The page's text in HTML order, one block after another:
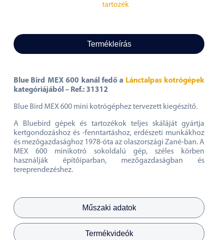
tartozék
Termékleírás
Műszaki adatok
Termékvideók
Blue Bird MEX 600 kanál fedő a Lánctalpas kotrógépek
kategóriájából – Ref.: 31312
Blue Bird MEX 600 mini kotrógéphez tervezett kiegészítő.
A Bluebird gépek és tartozékok teljes skáláját gyártja
kertgondozáshoz és -fenntartáshoz, erdészeti munkákhoz
és mezőgazdasághoz 1978-óta az olaszországi Zané-ban. A
MEX 600 minikotró sokoldalú gép, széles körben
használják építőiparban, mezőgazdaságban és
tereprendezéshez.